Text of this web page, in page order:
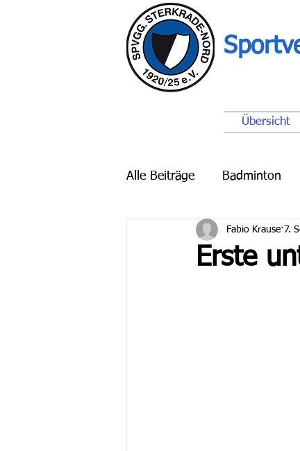
Übersicht
Alle Beiträge Badminton
Breitensport Schach
Erste
Fabio Krause 7.